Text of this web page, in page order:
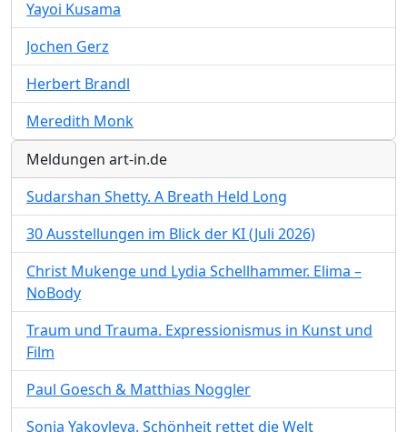
Yayoi Kusama
Jochen Gerz
Herbert Brandl
Meredith Monk
Meldungen art-in.de
Sudarshan Shetty. A Breath Held Long
30 Ausstellungen im Blick der KI (Juli 2026)
Christ Mukenge und Lydia Schellhammer. Elima –
NoBody
Traum und Trauma. Expressionismus in Kunst und
Film
Paul Goesch & Matthias Noggler
Sonja Yakovleva. Schönheit rettet die Welt